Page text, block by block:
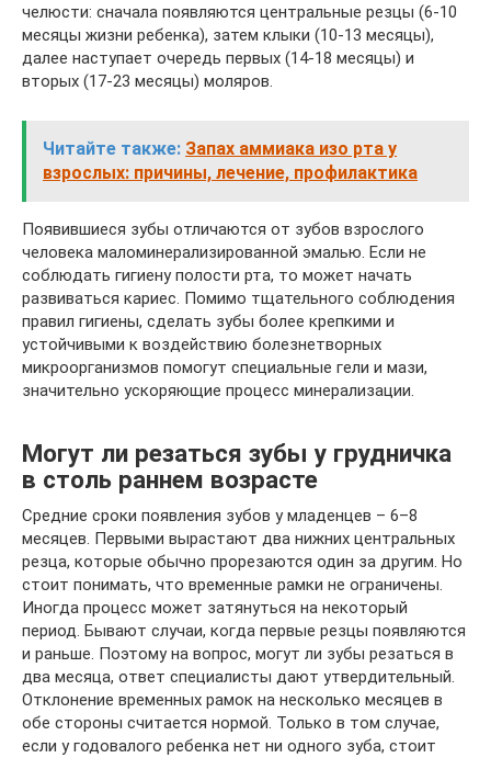
челюсти: сначала появляются центральные резцы (6-10
месяцы жизни ребенка), затем клыки (10-13 месяцы),
далее наступает очередь первых (14-18 месяцы) и
вторых (17-23 месяцы) моляров.
Читайте также: Запах аммиака изо рта у
взрослых: причины, лечение, профилактика
Появившиеся зубы отличаются от зубов взрослого
человека маломинерализированной эмалью. Если не
соблюдать гигиену полости рта, то может начать
развиваться кариес. Помимо тщательного соблюдения
правил гигиены, сделать зубы более крепкими и
устойчивыми к воздействию болезнетворных
микроорганизмов помогут специальные гели и мази,
значительно ускоряющие процесс минерализации.
Могут ли резаться зубы у грудничка
в столь раннем возрасте
Средние сроки появления зубов у младенцев – 6–8
месяцев. Первыми вырастают два нижних центральных
резца, которые обычно прорезаются один за другим. Но
стоит понимать, что временные рамки не ограничены.
Иногда процесс может затянуться на некоторый
период. Бывают случаи, когда первые резцы появляются
и раньше. Поэтому на вопрос, могут ли зубы резаться в
два месяца, ответ специалисты дают утвердительный.
Отклонение временных рамок на несколько месяцев в
обе стороны считается нормой. Только в том случае,
если у годовалого ребенка нет ни одного зуба, стоит